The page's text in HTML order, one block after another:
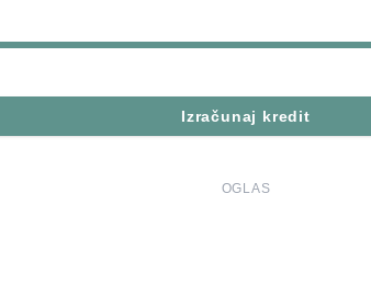
Izračunaj kredit
OGLAS